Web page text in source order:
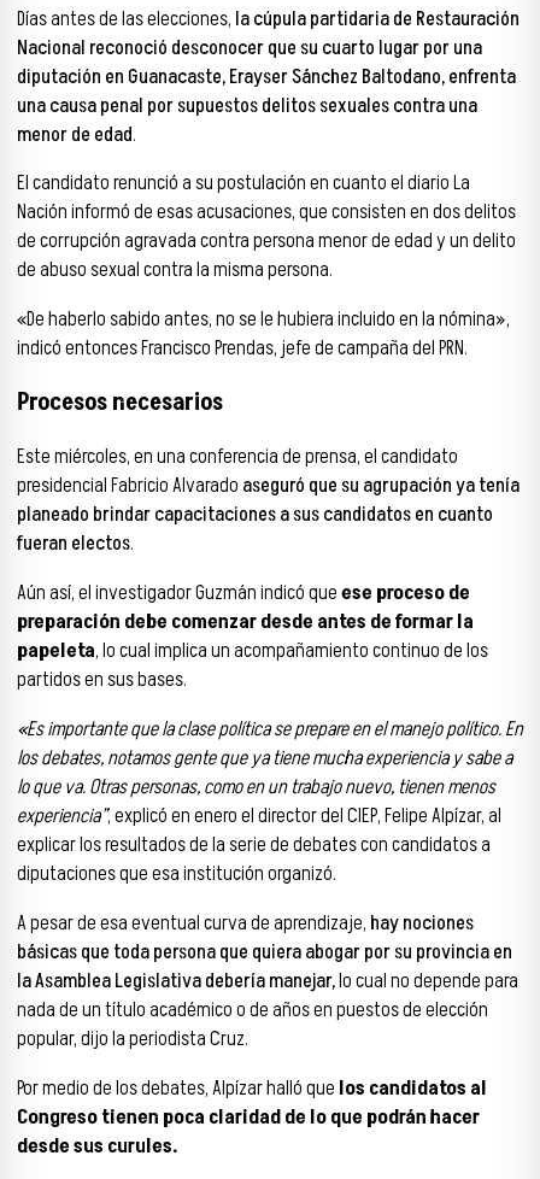
Días antes de las elecciones, la cúpula partidaria de Restauración
Nacional reconoció desconocer que su cuarto lugar por una
diputación en Guanacaste, Erayser Sánchez Baltodano, enfrenta
una causa penal por supuestos delitos sexuales contra una
menor de edad.
El candidato renunció a su postulación en cuanto el diario La
Nación informó de esas acusaciones, que consisten en dos delitos
de corrupción agravada contra persona menor de edad y un delito
de abuso sexual contra la misma persona.
«De haberlo sabido antes, no se le hubiera incluido en la nómina»,
indicó entonces Francisco Prendas, jefe de campaña del PRN.
Procesos necesarios
Este miércoles, en una conferencia de prensa, el candidato
presidencial Fabricio Alvarado aseguró que su agrupación ya tenía
planeado brindar capacitaciones a sus candidatos en cuanto
fueran electos.
Aún así, el investigador Guzmán indicó queese proceso de
preparación debe comenzar desde antes de formar la
papeleta, lo cual implica un acompañamiento continuo de los
partidos en sus bases.
«Es importante que la clase política se prepare en el manejo político. En
los debates, notamos gente que ya tiene mucha experiencia y sabe a
lo que va. Otras personas, como en un trabajo nuevo, tienen menos
experiencia”, explicó en enero el director del CIEP, Felipe Alpízar, al
explicar los resultados de la serie de debates con candidatos a
diputaciones que esa institución organizó.
A pesar de esa eventual curva de aprendizaje, hay nociones
básicas que toda persona que quiera abogar por su provincia en
la Asamblea Legislativa debería manejar,lo cual no depende para
nada de un título académico o de años en puestos de elección
popular, dijo la periodista Cruz.
Por medio de los debates, Alpízar halló que los candidatos al
Congreso tienen poca claridad de lo que podrán hacer
desde sus curules.